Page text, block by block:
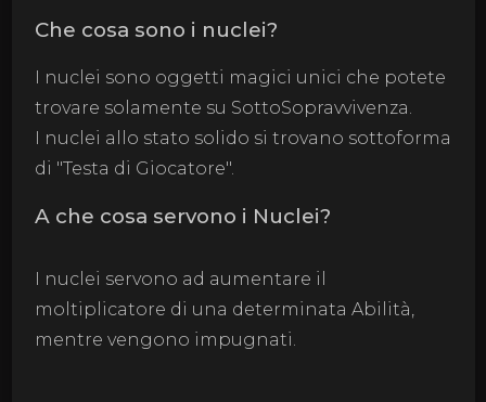
Che cosa sono i nuclei?
I nuclei sono oggetti magici unici che potete
trovare solamente su SottoSopravvivenza.
I nuclei allo stato solido si trovano sottoforma
di "Testa di Giocatore".
A che cosa servono i Nuclei?
I nuclei servono ad aumentare il
moltiplicatore di una determinata Abilità,
mentre vengono impugnati.